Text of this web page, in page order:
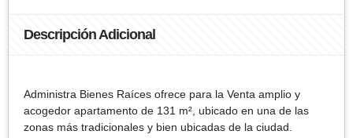
Descripción Adicional
Administra Bienes Raíces ofrece para la Venta amplio y
acogedor apartamento de 131 m², ubicado en una de las
zonas más tradicionales y bien ubicadas de la ciudad.